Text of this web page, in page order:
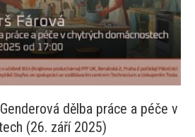
dělba práce a péče v
(26. září 2025)